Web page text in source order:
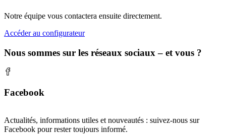
Notre équipe vous contactera ensuite directement.
Accéder au configurateur
Nous sommes sur les réseaux sociaux – et vous ?
Facebook
Actualités, informations utiles et nouveautés : suivez-nous sur
Facebook pour rester toujours informé.